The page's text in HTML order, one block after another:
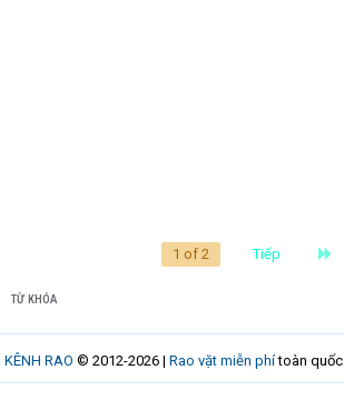
1 of 2 Tiếp
TỪ KHÓA
KÊNH RAO © 2012-2026 | Rao vặt miễn phítoàn quốc